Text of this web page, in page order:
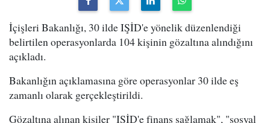
İçişleri Bakanlığı, 30 ilde IŞİD'e yönelik düzenlendiği
belirtilen operasyonlarda 104 kişinin gözaltına alındığını
açıkladı.
Bakanlığın açıklamasına göre operasyonlar 30 ilde eş
zamanlı olarak gerçekleştirildi.
Gözaltına alınan kişiler "IŞİD'e finans sağlamak", "sosyal